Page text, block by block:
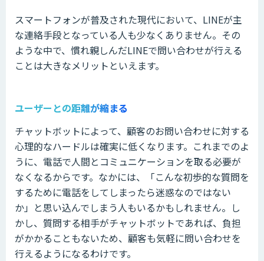
スマートフォンが普及された現代において、LINEが主
な連絡手段となっている人も少なくありません。その
ような中で、慣れ親しんだLINEで問い合わせが行える
ことは大きなメリットといえます。
ユーザーとの距離が縮まる
チャットボットによって、顧客のお問い合わせに対する
心理的なハードルは確実に低くなります。これまでのよ
うに、電話で人間とコミュニケーションを取る必要が
なくなるからです。なかには、「こんな初歩的な質問を
するために電話をしてしまったら迷惑なのではない
か」と思い込んでしまう人もいるかもしれません。し
かし、質問する相手がチャットボットであれば、負担
がかかることもないため、顧客も気軽に問い合わせを
行えるようになるわけです。